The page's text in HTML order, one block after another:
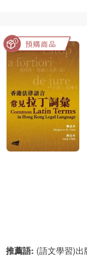
推薦語: (語文學習)出